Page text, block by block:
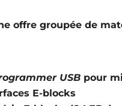
offre groupée de
USB pour
E-blocks